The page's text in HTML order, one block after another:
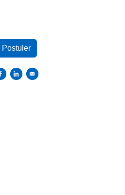
Postuler
Partager sur Facebook
Partager sur Linkedin
Envoyer par courriel